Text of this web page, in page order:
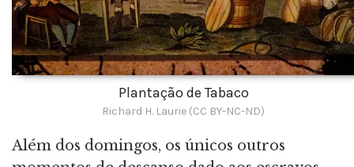
Plantação de Tabaco
Richard H. Laurie (CC BY-NC-ND)
Além dos domingos, os únicos outros